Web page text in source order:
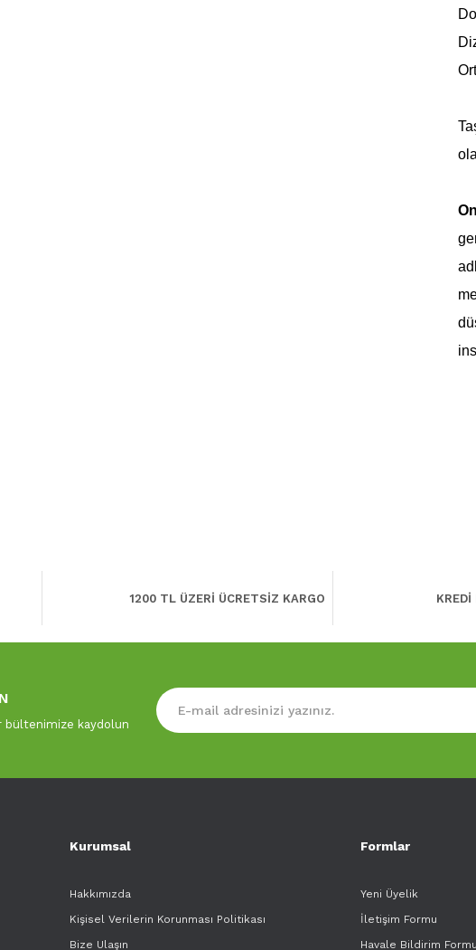
1200 TL ÜZERİ ÜCRETSİZ KARGO
bültenimize kaydolun
Kurumsal
Hakkımızda
Kişisel Verilerin Korunması Politikası
Bize Ulaşın
Formlar
Yeni Üyelik
İletişim Formu
Havale Bildirim Formu